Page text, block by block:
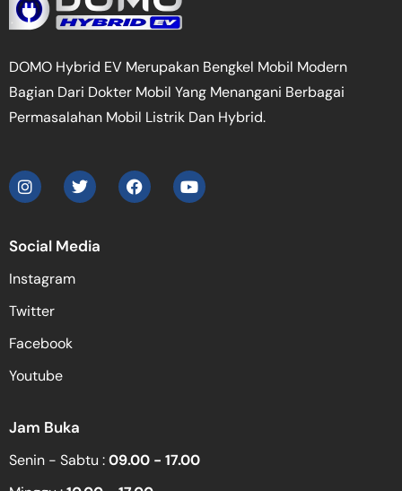
DOMO Hybrid EV Merupakan Bengkel Mobil Modern
Bagian Dari Dokter Mobil Yang Menangani Berbagai
Permasalahan Mobil Listrik Dan Hybrid.
Social Media
Instagram
Twitter
Facebook
Youtube
Jam Buka
Senin - Sabtu :09.00 - 17.00